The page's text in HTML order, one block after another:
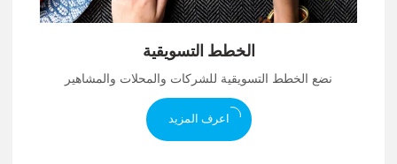
الخطط التسويقية
نضع الخطط التسويقية للشركات والمحلات والمشاهير
اعرف المزيد